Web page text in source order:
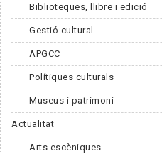
Biblioteques, llibre i edició
Gestió cultural
APGCC
Polítiques culturals
Museus i patrimoni
Actualitat
Arts escèniques